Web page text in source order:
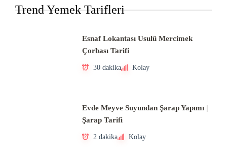
Trend Yemek Tarifleri
Esnaf Lokantası Usulü Mercimek
Çorbası Tarifi
30 dakika Kolay
Evde Meyve Suyundan Şarap Yapımı |
Şarap Tarifi
2 dakika Kolay